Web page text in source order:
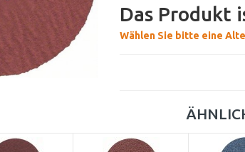
Das Produkt
Wählen Sie bitte eine